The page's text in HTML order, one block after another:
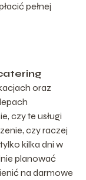
pełnej
oraz
czy te usługi
czy raczej
kilka dni w
planować
na darmowe